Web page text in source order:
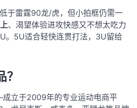
于雷霆90龙/虎，但小拍框仍需一
、渴望体验进攻快感又不想太吃力
。5U适合轻快连贯打法，3U留给
立于2009年的专业运动电商平